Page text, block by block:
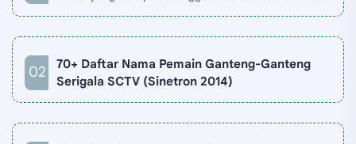
70+ Daftar Nama Pemain Ganteng-Ganteng
Serigala SCTV (Sinetron 2014)